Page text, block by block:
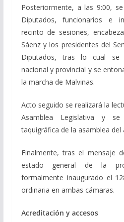
Posteriormente, a las 9:00,
Diputados, funcionarios e
recinto de sesiones,
Sáenz y los presidentes del
Diputados, tras lo cual se
nacional y provincial y se
la marcha de Malvinas.
Acto seguido se realizará la
Asamblea Legislativa y
taquigráfica de la asamblea del
Finalmente, tras el mensaje
estado general de la
formalmente inaugurado el
ordinaria en ambas cámaras.
Acreditación y accesos